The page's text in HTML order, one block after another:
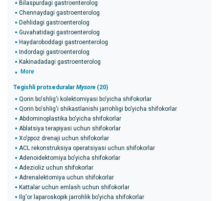
Bilaspurdagi gastroenterolog
Chennaydagi gastroenterolog
Dehlidagi gastroenterolog
Guvahatidagi gastroenterolog
Haydaroboddagi gastroenterolog
Indordagi gastroenterolog
Kakinadadagi gastroenterolog
More
Tegishli protseduralar Mysore (20)
Qorin bo'shlig'i kolektomiyasi bo'yicha shifokorlar
Qorin bo'shlig'i shikastlanishi jarrohligi bo'yicha shifokorlar
Abdominoplastika bo'yicha shifokorlar
Ablatsiya terapiyasi uchun shifokorlar
Xo'ppoz drenaji uchun shifokorlar
ACL rekonstruksiya operatsiyasi uchun shifokorlar
Adenoidektomiya bo'yicha shifokorlar
Adezioliz uchun shifokorlar
Adrenalektomiya uchun shifokorlar
Kattalar uchun emlash uchun shifokorlar
Ilg'or laparoskopik jarrohlik bo'yicha shifokorlar